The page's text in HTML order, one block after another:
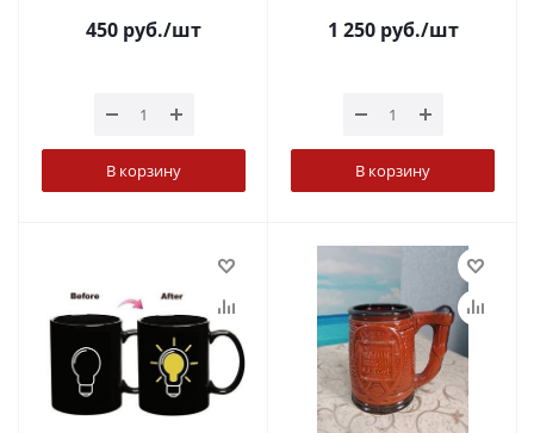
450 руб./шт
В корзину
1 250руб./шт
В корзину